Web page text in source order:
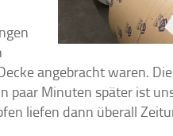
angebracht waren.
paar Minuten später ist
liefen dann überall